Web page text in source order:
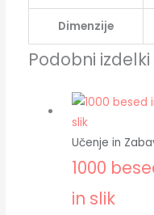
Dimenzije
Podobni izdelki
Učenje in
1000
in slik